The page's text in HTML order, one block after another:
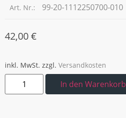
Art. Nr.: 99-20-1112250700-010
42,00€
inkl. MwSt. zzgl. Versandkosten
In den Warenkorb